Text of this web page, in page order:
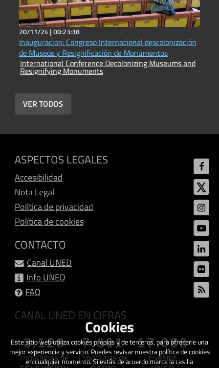
20/11/24 |00:23:38
Inauguracion: Congreso Internacional descolonización
de Museos y Resignificación de Monumentos
International Conference Decolonizing Museums and
Resignifying Monuments
VER TODOS
ASPECTOS LEGALES
Accesibilidad
Nota Legal
Política de privacidad
Política de cookies
CONTACTO
Canal UNED
Info UNED
FAQ
CANAL UNED EN CIFRAS
3.128
Programas de
7.601
Programas de
17.088
Eventos
Cookies
Este sitio web utiliza cookies propias y de terceros, para ofrecerle una
mejor experiencia y servicio. Puedes revisar nuestra política de cookies
en cualquier momento. Si estás de acuerdo marca la casilla